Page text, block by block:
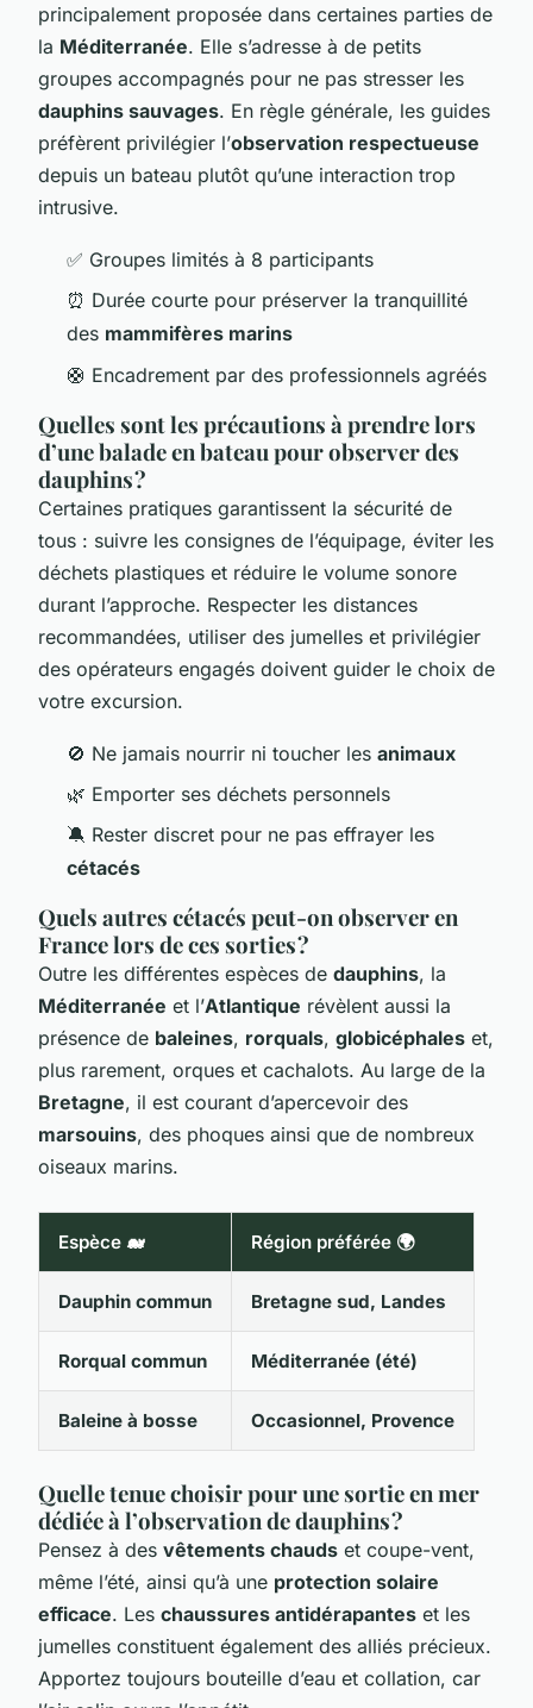
principalement proposée dans certaines parties de
la Méditerranée. Elle s’adresse à de petits
groupes accompagnés pour ne pas stresser les
dauphins sauvages. En règle générale, les guides
préfèrent privilégier l’observation respectueuse
depuis un bateau plutôt qu’une interaction trop
intrusive.
✅ Groupes limités à 8 participants
⏰ Durée courte pour préserver la tranquillité
des mammifères marins
🛟 Encadrement par des professionnels agréés
Quelles sont les précautions à prendre lors
d’une balade en bateau pour observer des
dauphins ?
Certaines pratiques garantissent la sécurité de
tous : suivre les consignes de l’équipage, éviter les
déchets plastiques et réduire le volume sonore
durant l’approche. Respecter les distances
recommandées, utiliser des jumelles et privilégier
des opérateurs engagés doivent guider le choix de
votre excursion.
🚫 Ne jamais nourrir ni toucher les animaux
🌿 Emporter ses déchets personnels
🔕 Rester discret pour ne pas effrayer les
cétacés
Quels autres cétacés peut-on observer en
France lors de ces sorties ?
Outre les différentes espèces de dauphins, la
Méditerranée et l’Atlantique révèlent aussi la
présence de baleines, rorquals, globicéphales et,
plus rarement, orques et cachalots. Au large de la
Bretagne, il est courant d’apercevoir des
marsouins, des phoques ainsi que de nombreux
oiseaux marins.
Espèce 🐋 Région préférée 🌍
Dauphin commun Bretagne sud, Landes
Rorqual commun Méditerranée (été)
Baleine à bosse Occasionnel, Provence
Quelle tenue choisir pour une sortie en mer
dédiée à l’observation de dauphins ?
Pensez à des vêtements chauds et coupe-vent,
même l’été, ainsi qu’à une protection solaire
efficace. Les chaussures antidérapantes et les
jumelles constituent également des alliés précieux.
Apportez toujours bouteille d’eau et collation, car